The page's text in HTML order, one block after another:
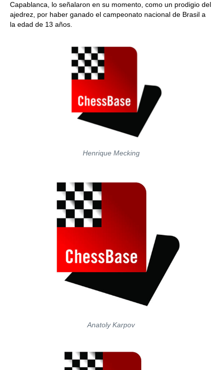
Capablanca, lo señalaron en su momento, como un prodigio del
ajedrez, por haber ganado el campeonato nacional de Brasil a
la edad de 13 años.
Henrique Mecking
Anatoly Karpov